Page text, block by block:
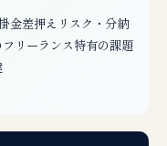
金差押えリスク・分納
リーランス特有の課題